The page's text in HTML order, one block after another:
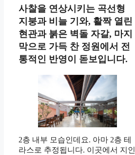
사찰을 연상시키는 곡선형
지붕과 비늘 기와, 활짝 열린
현관과 붉은 벽돌 자갈, 마지
막으로 가득 찬 정원에서 전
통적인 반영이 돋보입니다.
2층 내부 모습인데요. 아마 2층 테
라스로 추정됩니다. 이곳에서 지인